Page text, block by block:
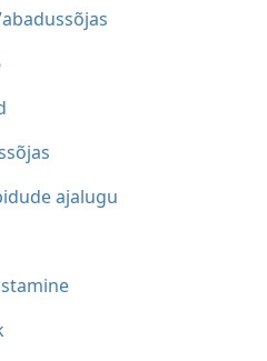
ajalugu